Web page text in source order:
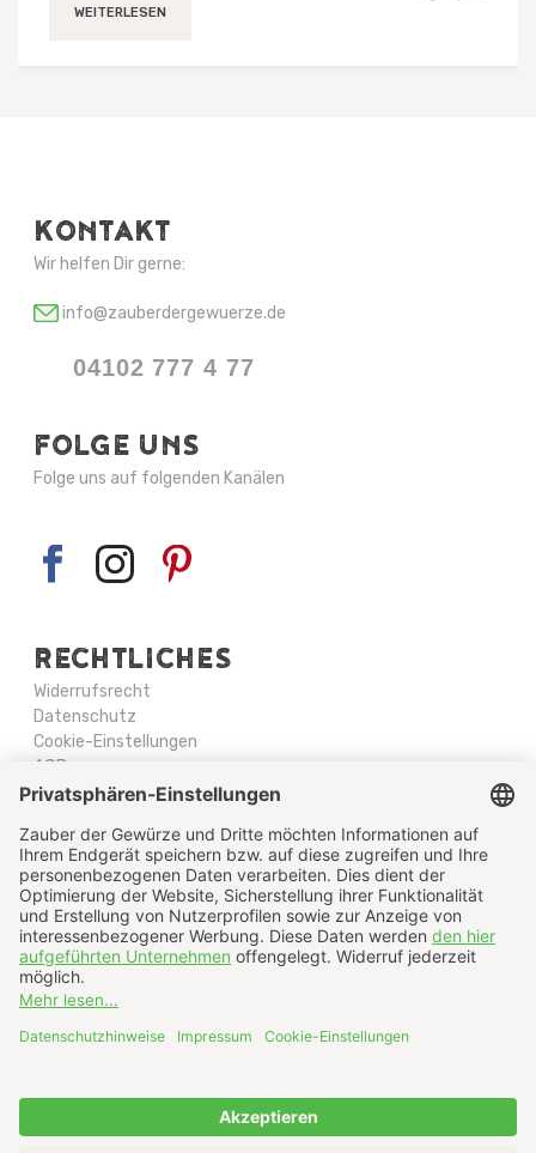
WEITERLESEN
KONTAKT
Wir helfen Dir gerne:
info@zauberdergewuerze.de
04102 777 4 77
FOLGE UNS
Folge uns auf folgenden Kanälen
RECHTLICHES
Widerrufsrecht
Datenschutz
Cookie-Einstellungen
AGB
Impressum
Newsletter-Abo